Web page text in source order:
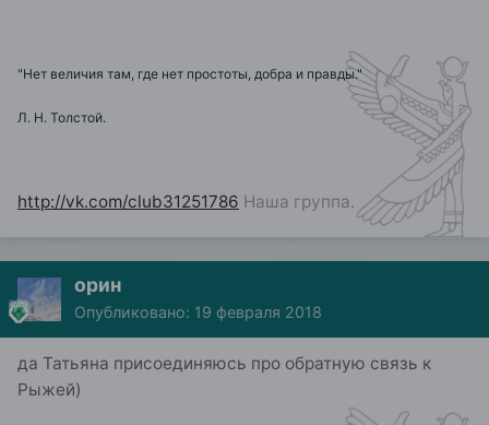
"Нет величия там, где нет простоты, добра и правды."
Л. Н. Толстой.
http://vk.com/club31251786 Наша группа.
орин
Опубликовано: 19 февраля 2018
да Татьяна присоединяюсь про обратную связь к
Рыжей)